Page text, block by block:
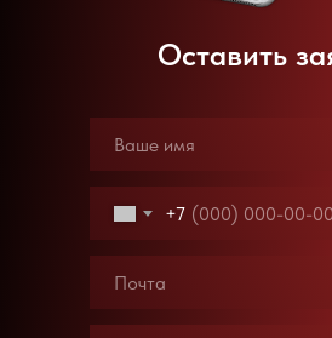
Оставить
+7